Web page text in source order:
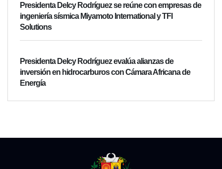
Presidenta Delcy Rodríguez se reúne con empresas de
ingeniería sísmica Miyamoto International y TFI
Solutions
Presidenta Delcy Rodríguez evalúa alianzas de
inversión en hidrocarburos con Cámara Africana de
Energía